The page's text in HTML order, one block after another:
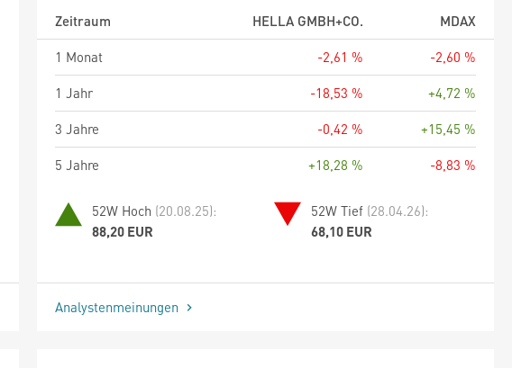
Zeitraum HELLA GMBH+CO.
MDAX
1 Monat
-2,61 %
-2,60 %
1 Jahr
-18,53 %
+4,72 %
3 Jahre
-0,42 %
+15,45 %
5 Jahre
+18,28 % -8,83 %
52W Hoch (20.08.25):
88,20 EUR
52W Tief (28.04.26):
68,10 EUR
Analystenmeinungen